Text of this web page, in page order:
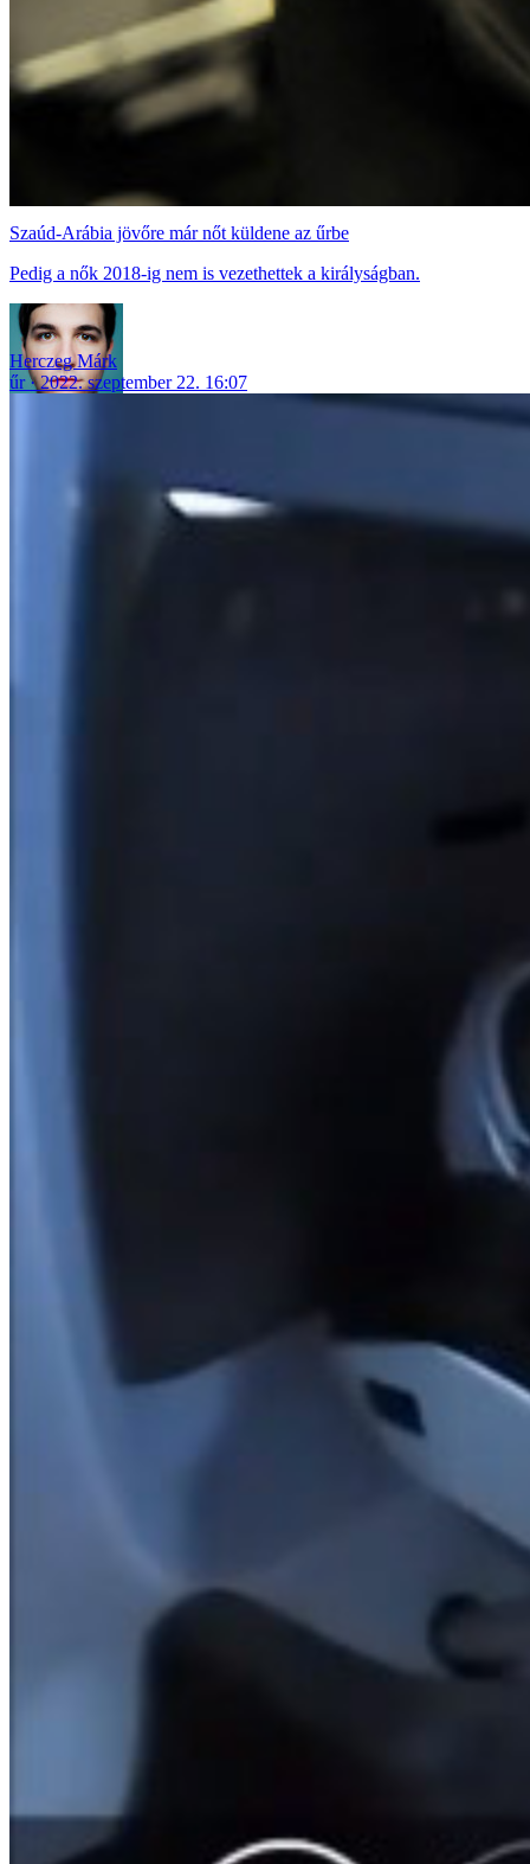
Szaúd-Arábia jövőre már nőt küldene az űrbe
Pedig a nők 2018-ig nem is vezethettek a királyságban.
Herczeg Márk
űr
2022. szeptember 22. 16:07